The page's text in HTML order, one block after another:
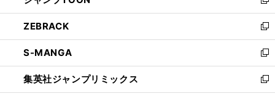
開
く
ウ
で
開
く
ン
ド
ウ
で
開
く
ウ
ィ
ン
ド
ウ
で
開
新
し
い
ウ
ィ
ン
ド
ウ
ZEBRACK
新
し
い
ウ
ィ
ン
S-MANGA
新
し
い
ウ
集英社ジャンプリミックス
新
し